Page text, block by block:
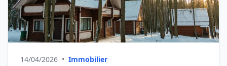
14/04/2026 • Immobilier